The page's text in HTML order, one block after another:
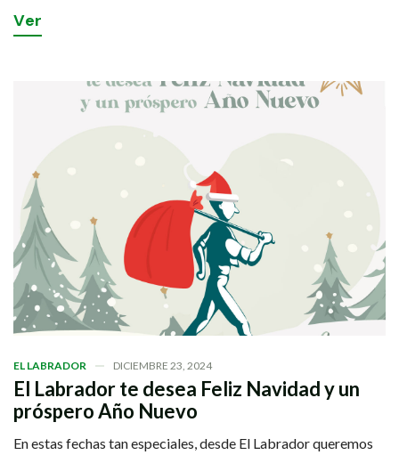
Ver
EL LABRADOR DICIEMBRE 23, 2024
El Labrador te desea Feliz Navidad y un
próspero Año Nuevo
En estas fechas tan especiales, desde El Labrador queremos